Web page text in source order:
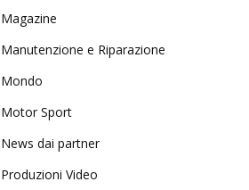
Magazine
Manutenzione e Riparazione
Mondo
Motor Sport
News dai partner
Produzioni Video